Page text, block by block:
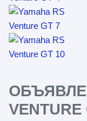
VENTURE